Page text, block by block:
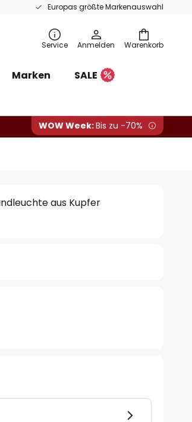
Europas größte Markenauswahl
Warenkorb
Service Anmelden
Marken
SALE
WOW Week:Bis zu -70%
aus Kupfer